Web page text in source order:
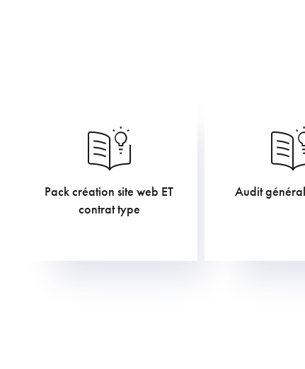
Pack création site web ET
contrat type
1.210,00€
Audit
907,50€